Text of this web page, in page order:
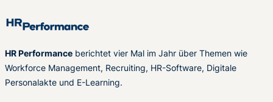
HR Performance berichtet vier Mal im Jahr über Themen wie
Workforce Management, Recruiting, HR-Software, Digitale
Personalakte und E-Learning.